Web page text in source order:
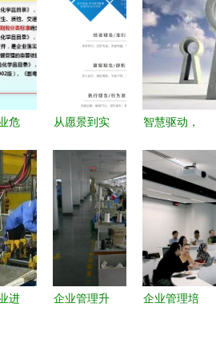
危
践
从愿景到实
化在现代企
业管理中的
核心价值
智慧驱动，
海尔采购与
供应链管理
的创新实践
进
企业管理升
企业管理培